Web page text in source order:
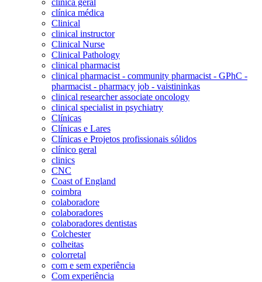
clínica médica
Clinical
clinical instructor
Clinical Nurse
Clinical Pathology
clinical pharmacist
clinical pharmacist - community pharmacist - GPhC -
pharmacist - pharmacy job - vaistininkas
clinical researcher associate oncology
clinical specialist in psychiatry
Clínicas
Clínicas e Lares
Clínicas e Projetos profissionais sólidos
clínico geral
clinics
CNC
Coast of England
coimbra
colaboradore
colaboradores
colaboradores dentistas
Colchester
colheitas
colorretal
com e sem experiência
Com experiência